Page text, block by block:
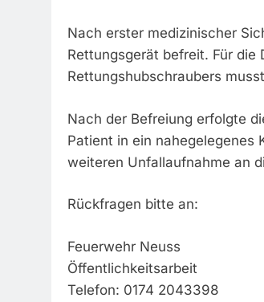
Nach erster medizinischer
Rettungsgerät befreit. Für die
Rettungshubschraubers
Nach der Befreiung erfolgte
Patient in ein nahegelegenes
weiteren Unfallaufnahme an
Rückfragen bitte an:
Feuerwehr Neuss
Öffentlichkeitsarbeit
Telefon: 0174 2043398